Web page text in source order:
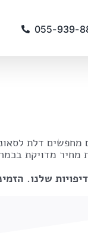
055-939-
דלת
מחיר מדויקת
שלנו.